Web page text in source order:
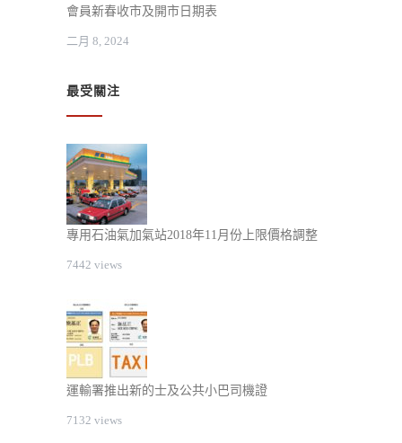
會員新春收市及開市日期表
二月 8, 2024
最受關注
專用石油氣加氣站2018年11月份上限價格調整
7442 views
運輸署推出新的士及公共小巴司機證
7132 views